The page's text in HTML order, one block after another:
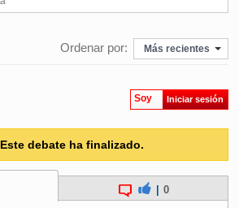
Ordenar por: Más recientes
Soy Iniciar sesión
Este debate ha finalizado.
0